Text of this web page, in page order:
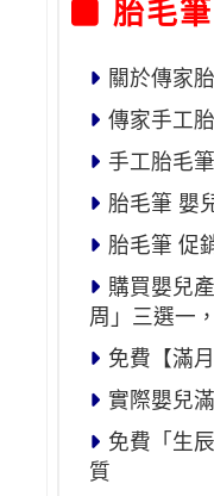
胎毛筆
關於傳家
傳家手工
手工胎毛
胎毛筆 嬰
胎毛筆 促
購買嬰兒
周」三選一
免費【滿
實際嬰兒
免費「生
質